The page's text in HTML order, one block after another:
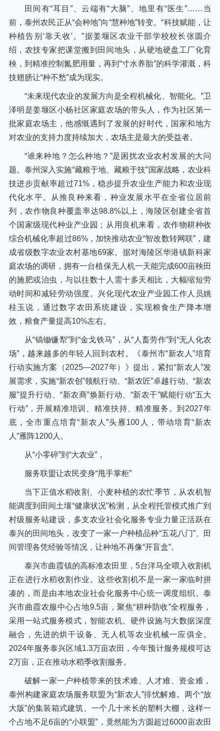
田间有“耳目”、云端有“大脑”、地里有“医生”……当
前，泰州农民正从“会种地”向“慧种地”转变。“科技赋能，让
种植告别‘靠天收’。”据姜堰区农业干部学校校长张圆介
绍，农技专家把课堂搬到田间地头，从硬地硬盘工厂化育
秧，到精准控制氮肥用量，再到“寸水养胎”的科学灌溉，科
技翅膀让“种不愁”成为现实。
“未来现代农业的发展方向是全程机械化、智能化。”卫
泽明是姜堰区小杨社区家庭农场的带头人，作为社区第一
批家庭农场主，他感慨遇到了发展的好时代，国家和地方
对农业的支持力度持续加大，农场主是最大的受益者。
“谁来种地？怎么种地？”是困扰农业农村发展的大问
题。泰州深入实施“藏粮于地、藏粮于技”国家战略，农业科
技进步贡献率超过71%，稳步提升农业生产能力和农业现
代化水平。从推良种来看，种业发展水平在全省位居前
列，农作物良种覆盖率达98.8%以上，海陵区创建全省首
个国家级现代种业产业园；从用良机来看，农作物耕种收
综合机械化率超过86%，加快推动农业“智改数转网联”，建
成省级数字农业农村基地69家。据对海陵区华港镇新科家
庭农场的调研，拥有一台植保无人机一天能完成600亩秧田
的施肥或治虫，与以往数十人需十多天相比，大幅缩短劳
动时间和减轻劳动强度。兴化现代农业产业园工作人员姚
桂玉说，通过数字农田系统建设，实现粮食生产降本增
效，粮食产量提高10%左右。
从“镐锄镰犁”到“金戈铁马”，从“人畜劳作”到“无人化农
场”，越来越多的年轻人回到农村。《泰州市“新农人”培育
行动实施方案（2025—2027年）》提出，紧扣“新农人”发
展需求，实施“新农创”领航行动、“新农匠”卓越行动、“新农
服”提升行动、“新农商”焕新行动、“新农干”赋能行动“五大
行动”，开展精准培训、精准扶持、精准服务。到2027年
底，全市重点培育“新农人”头雁100人，带动培育“新农
人”雁阵1200人。
从“小零碎”到“大农业”，
服务联盟让农民变身“甩手掌柜”
当下正值水稻收割、小麦种植的农忙季节，从农机智
能调度到田间土壤“健康状况”检测，从全程托管模式推广到
村级服务站建设，多支农业社会化服务专业力量正活跃在
泰兴的田间地头，改变了一家一户种植品种“五花八门”、田
间管理各凭经验等情况，让种地不再像“开盲盒”。
泰兴市曲霞镇的高标准农田里，5台洋马全喂入收割机
正在进行水稻收割作业。这些收割机不是一家一家临时拼
凑的，而是由本地农业社会化服务中心统一调度组织。泰
兴市曲霞农服中心占地9.5亩，聚焦“耕种防收”全程服务，
采用一站式服务模式，智能农机、硬件设施与大数据深度
融合，先进的烘干设备、无人机等农业机械一应俱全。
2024年服务泰兴区域1.3万亩农田，今年预计服务规模可达
2万亩，正在推动水稻季收割服务。
破解一家一户种植带来的技术难、人才难、资金难，
泰州构建家庭农场服务联盟为“新农人”排忧解难。两个“放
大版”的集装箱式建筑、一个几十米长的塑料大棚，这样一
个占地不足6亩的“小联盟”，竟然能为方圆超过6000亩农田